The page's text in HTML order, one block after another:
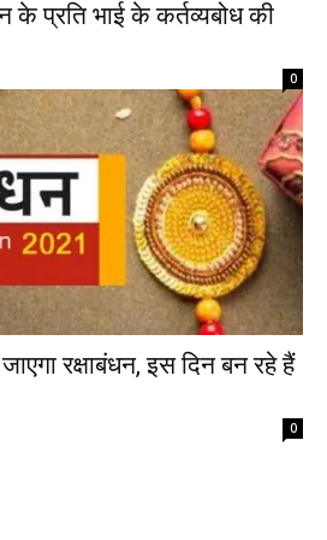
के प्रति भाई के कर्तव्यबोध की
0
रक्षाबंधन, इस दिन बन रहे हैं
0